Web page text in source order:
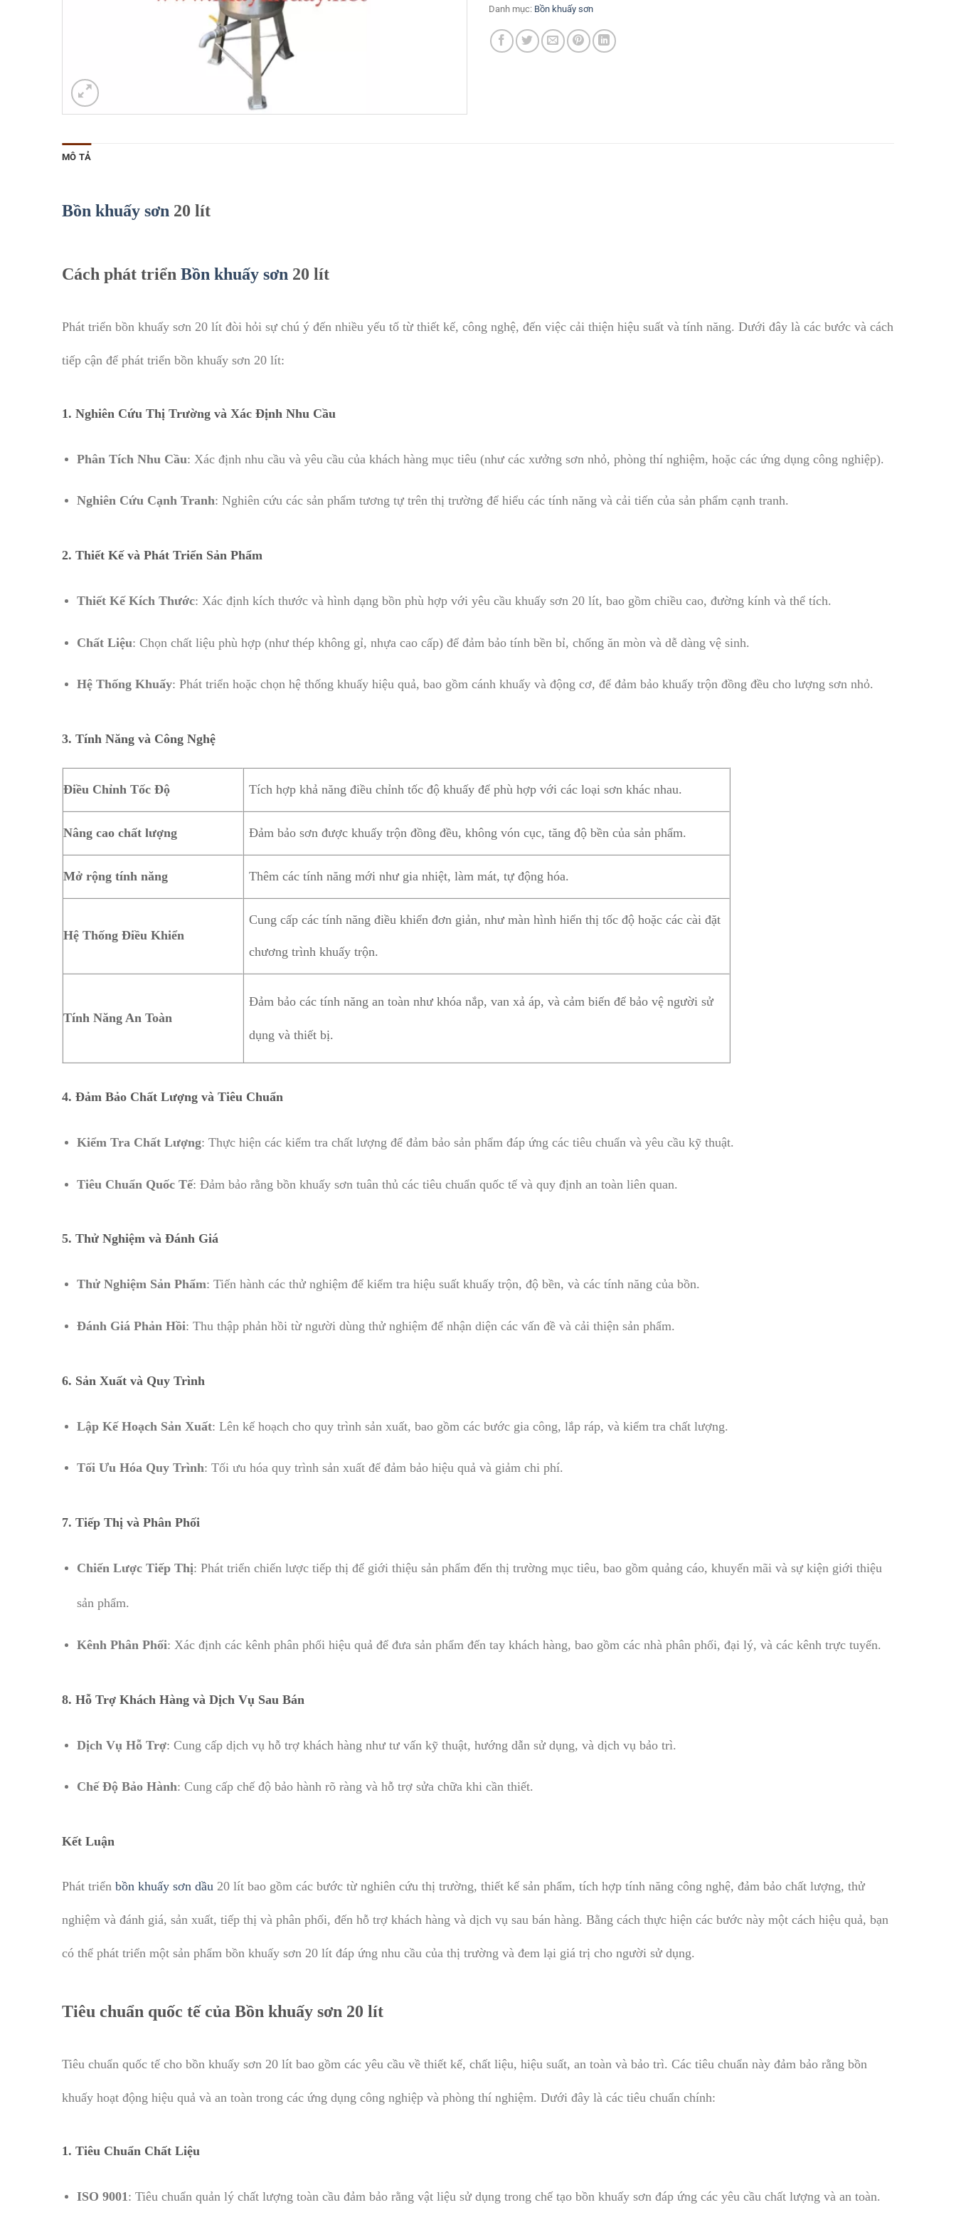
Danh mục: Bồn khuấy sơn
MÔ TẢ
Bồn khuấy sơn 20 lít
Cách phát triển Bồn khuấy sơn 20 lít
Phát triển bồn khuấy sơn 20 lít đòi hỏi sự chú ý đến nhiều yếu tố từ thiết kế, công nghệ, đến việc cải thiện hiệu suất và tính năng. Dưới đây là các bước và cách
tiếp cận để phát triển bồn khuấy sơn 20 lít:
1. Nghiên Cứu Thị Trường và Xác Định Nhu Cầu
Phân Tích Nhu Cầu: Xác định nhu cầu và yêu cầu của khách hàng mục tiêu (như các xưởng sơn nhỏ, phòng thí nghiệm, hoặc các ứng dụng công nghiệp).
Nghiên Cứu Cạnh Tranh: Nghiên cứu các sản phẩm tương tự trên thị trường để hiểu các tính năng và cải tiến của sản phẩm cạnh tranh.
2. Thiết Kế và Phát Triển Sản Phẩm
Thiết Kế Kích Thước: Xác định kích thước và hình dạng bồn phù hợp với yêu cầu khuấy sơn 20 lít, bao gồm chiều cao, đường kính và thể tích.
Chất Liệu: Chọn chất liệu phù hợp (như thép không gỉ, nhựa cao cấp) để đảm bảo tính bền bỉ, chống ăn mòn và dễ dàng vệ sinh.
Hệ Thống Khuấy: Phát triển hoặc chọn hệ thống khuấy hiệu quả, bao gồm cánh khuấy và động cơ, để đảm bảo khuấy trộn đồng đều cho lượng sơn nhỏ.
3. Tính Năng và Công Nghệ
Điều Chỉnh Tốc Độ Tích hợp khả năng điều chỉnh tốc độ khuấy để phù hợp với các loại sơn khác nhau.
Nâng cao chất lượng Đảm bảo sơn được khuấy trộn đồng đều, không vón cục, tăng độ bền của sản phẩm.
Mở rộng tính năng Thêm các tính năng mới như gia nhiệt, làm mát, tự động hóa.
Hệ Thống Điều Khiển
Cung cấp các tính năng điều khiển đơn giản, như màn hình hiển thị tốc độ hoặc các cài đặt
chương trình khuấy trộn.
Tính Năng An Toàn
Đảm bảo các tính năng an toàn như khóa nắp, van xả áp, và cảm biến để bảo vệ người sử
dụng và thiết bị.
4. Đảm Bảo Chất Lượng và Tiêu Chuẩn
Kiểm Tra Chất Lượng: Thực hiện các kiểm tra chất lượng để đảm bảo sản phẩm đáp ứng các tiêu chuẩn và yêu cầu kỹ thuật.
Tiêu Chuẩn Quốc Tế: Đảm bảo rằng bồn khuấy sơn tuân thủ các tiêu chuẩn quốc tế và quy định an toàn liên quan.
5. Thử Nghiệm và Đánh Giá
Thử Nghiệm Sản Phẩm: Tiến hành các thử nghiệm để kiểm tra hiệu suất khuấy trộn, độ bền, và các tính năng của bồn.
Đánh Giá Phản Hồi: Thu thập phản hồi từ người dùng thử nghiệm để nhận diện các vấn đề và cải thiện sản phẩm.
6. Sản Xuất và Quy Trình
Lập Kế Hoạch Sản Xuất: Lên kế hoạch cho quy trình sản xuất, bao gồm các bước gia công, lắp ráp, và kiểm tra chất lượng.
Tối Ưu Hóa Quy Trình: Tối ưu hóa quy trình sản xuất để đảm bảo hiệu quả và giảm chi phí.
7. Tiếp Thị và Phân Phối
Chiến Lược Tiếp Thị: Phát triển chiến lược tiếp thị để giới thiệu sản phẩm đến thị trường mục tiêu, bao gồm quảng cáo, khuyến mãi và sự kiện giới thiệu
sản phẩm.
Kênh Phân Phối: Xác định các kênh phân phối hiệu quả để đưa sản phẩm đến tay khách hàng, bao gồm các nhà phân phối, đại lý, và các kênh trực tuyến.
8. Hỗ Trợ Khách Hàng và Dịch Vụ Sau Bán
Dịch Vụ Hỗ Trợ: Cung cấp dịch vụ hỗ trợ khách hàng như tư vấn kỹ thuật, hướng dẫn sử dụng, và dịch vụ bảo trì.
Chế Độ Bảo Hành: Cung cấp chế độ bảo hành rõ ràng và hỗ trợ sửa chữa khi cần thiết.
Kết Luận
Phát triển bồn khuấy sơn dầu 20 lít bao gồm các bước từ nghiên cứu thị trường, thiết kế sản phẩm, tích hợp tính năng công nghệ, đảm bảo chất lượng, thử
nghiệm và đánh giá, sản xuất, tiếp thị và phân phối, đến hỗ trợ khách hàng và dịch vụ sau bán hàng. Bằng cách thực hiện các bước này một cách hiệu quả, bạn
có thể phát triển một sản phẩm bồn khuấy sơn 20 lít đáp ứng nhu cầu của thị trường và đem lại giá trị cho người sử dụng.
Tiêu chuẩn quốc tế của Bồn khuấy sơn 20 lít
Tiêu chuẩn quốc tế cho bồn khuấy sơn 20 lít bao gồm các yêu cầu về thiết kế, chất liệu, hiệu suất, an toàn và bảo trì. Các tiêu chuẩn này đảm bảo rằng bồn
khuấy hoạt động hiệu quả và an toàn trong các ứng dụng công nghiệp và phòng thí nghiệm. Dưới đây là các tiêu chuẩn chính:
1. Tiêu Chuẩn Chất Liệu
ISO 9001 : Tiêu chuẩn quản lý chất lượng toàn cầu đảm bảo rằng vật liệu sử dụng trong chế tạo bồn khuấy sơn đáp ứng các yêu cầu chất lượng và an toàn.